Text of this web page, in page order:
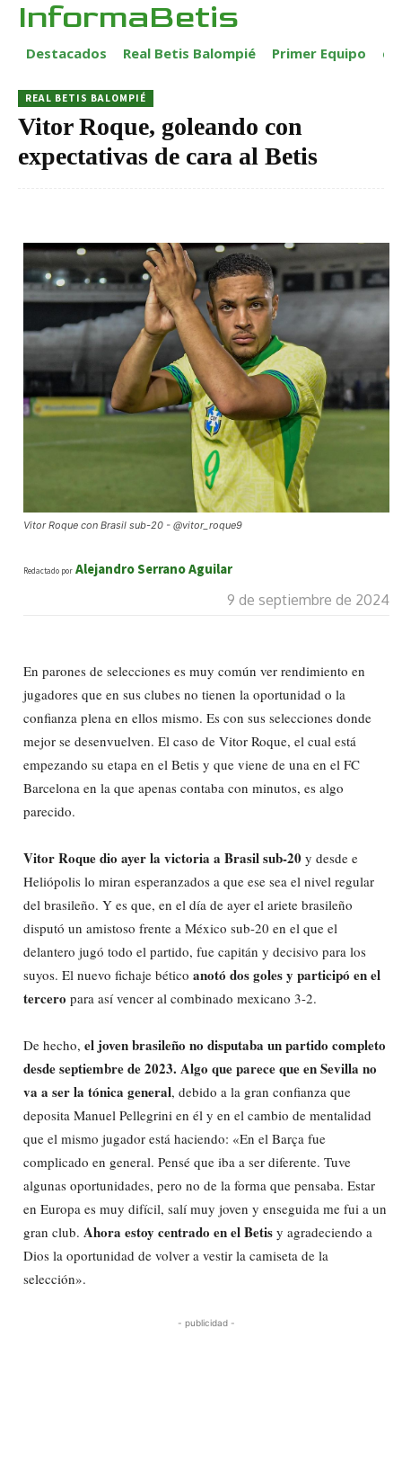
InformaBetis
Destacados Real Betis Balompié Primer Equipo
REAL BETIS BALOMPIÉ
Vitor Roque, goleando con
expectativas de cara al Betis
Vitor Roque con Brasil sub-20 - @vitor_roque9
Redactado por Alejandro Serrano Aguilar
9 de septiembre de 2024
En parones de selecciones es muy común ver rendimiento en
jugadores que en sus clubes no tienen la oportunidad o la
confianza plena en ellos mismo. Es con sus selecciones donde
mejor se desenvuelven. El caso de Vitor Roque, el cual está
empezando su etapa en el Betis y que viene de una en el FC
Barcelona en la que apenas contaba con minutos, es algo
parecido.
Vitor Roque dio ayer la victoria a Brasil sub-20 y desde e
Heliópolis lo miran esperanzados a que ese sea el nivel regular
del brasileño. Y es que, en el día de ayer el ariete brasileño
disputó un amistoso frente a México sub-20 en el que el
delantero jugó todo el partido, fue capitán y decisivo para los
suyos. El nuevo fichaje bético anotó dos goles y participó en el
tercero para así vencer al combinado mexicano 3-2.
De hecho, el joven brasileño no disputaba un partido completo
desde septiembre de 2023. Algo que parece que en Sevilla no
va a ser la tónica general, debido a la gran confianza que
deposita Manuel Pellegrini en él y en el cambio de mentalidad
que el mismo jugador está haciendo: «En el Barça fue
complicado en general. Pensé que iba a ser diferente. Tuve
algunas oportunidades, pero no de la forma que pensaba. Estar
en Europa es muy difícil, salí muy joven y enseguida me fui a un
gran club. Ahora estoy centrado en el Betis y agradeciendo a
Dios la oportunidad de volver a vestir la camiseta de la
selección».
- publicidad -